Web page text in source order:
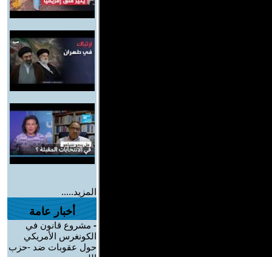
المزيد.....
أخبار عامة
- مشروع قانون في
الكونغرس الأمريكي
حول عقوبات ضد -حزب